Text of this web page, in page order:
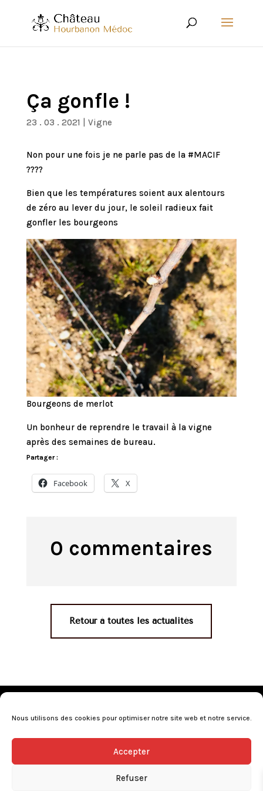
Nous utilisons des cookies pour optimiser notre site web et notre service.
Accepter
Refuser
Ça gonfle !
23 . 03 . 2021 Vigne
Non pour une fois je ne parle pas de la #MACIF
????
Bien que les températures soient aux alentours
de zéro au lever du jour, le soleil radieux fait
gonfler les bourgeons
Bourgeons de merlot
Un bonheur de reprendre le travail à la vigne
après des semaines de bureau.
Partager :
Facebook X
0 commentaires
Retour à toutes les actualités
Conditions générales de vente•Nos revendeurs•
L’abus d’alcool est dangereux pour la santé, consommez avec